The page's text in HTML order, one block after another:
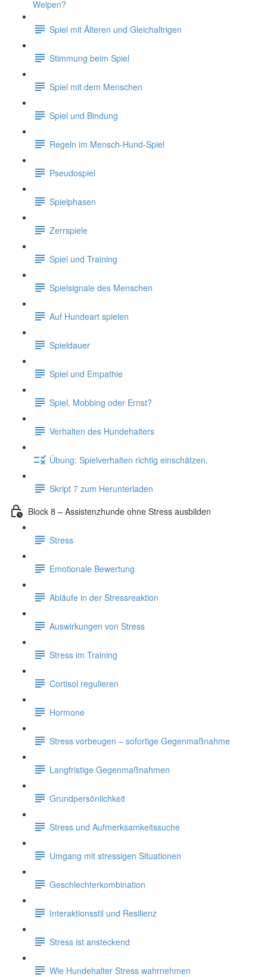
Welpen?
Spiel mit Älteren und Gleichaltrigen
Stimmung beim Spiel
Spiel mit dem Menschen
Spiel und Bindung
Regeln im Mensch-Hund-Spiel
Pseudospiel
Spielphasen
Zerrspiele
Spiel und Training
Spielsignale des Menschen
Auf Hundeart spielen
Spieldauer
Spiel und Empathie
Spiel, Mobbing oder Ernst?
Verhalten des Hundehalters
Übung: Spielverhalten richtig einschätzen.
Skript 7 zum Herunterladen
Block 8 – Assistenzhunde ohne Stress ausbilden
Stress
Emotionale Bewertung
Abläufe in der Stressreaktion
Auswirkungen von Stress
Stress im Training
Cortisol regulieren
Hormone
Stress vorbeugen – sofortige Gegenmaßnahme
Langfristige Gegenmaßnahmen
Grundpersönlichkeit
Stress und Aufmerksamkeitssuche
Umgang mit stressigen Situationen
Geschlechterkombination
Interaktionsstil und Resilienz
Stress ist ansteckend
Wie Hundehalter Stress wahrnehmen